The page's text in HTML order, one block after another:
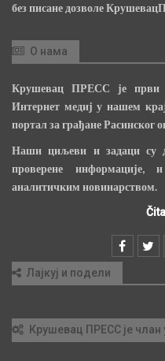
без писане дозволе
О нама
Крушевац ПРЕСС је први
Интернет медиј у нашем
портал за грађане Расинског
Наши циљеви и задаци су
проверене
аналитичким новинарством.
Лајкуј и подели
Крушевац ПРЕСС је члан